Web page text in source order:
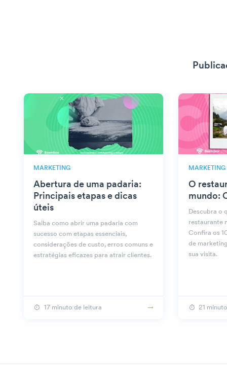
MARKETING
Abertura de uma padaria:
Principais etapas e dicas
úteis
Saiba como abrir uma padaria com
sucesso com etapas essenciais,
considerações de custo, erros comuns e
estratégias eficazes para atrair clientes.
17 minuto de leitura
MARKETING
O
mundo:
Descubra o
restaurante
Confira os
de
sua visita.
21